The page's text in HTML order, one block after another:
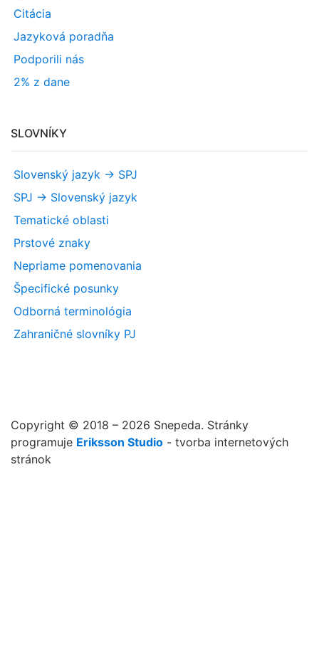
Citácia
Jazyková poradňa
Podporili nás
2% z dane
SLOVNÍKY
Slovenský jazyk -> SPJ
SPJ -> Slovenský jazyk
Tematické oblasti
Prstové znaky
Nepriame pomenovania
Špecifické posunky
Odborná terminológia
Zahraničné slovníky PJ
Copyright © 2018 – 2026 Snepeda. Stránky
programuje Eriksson Studio - tvorba internetových
stránok